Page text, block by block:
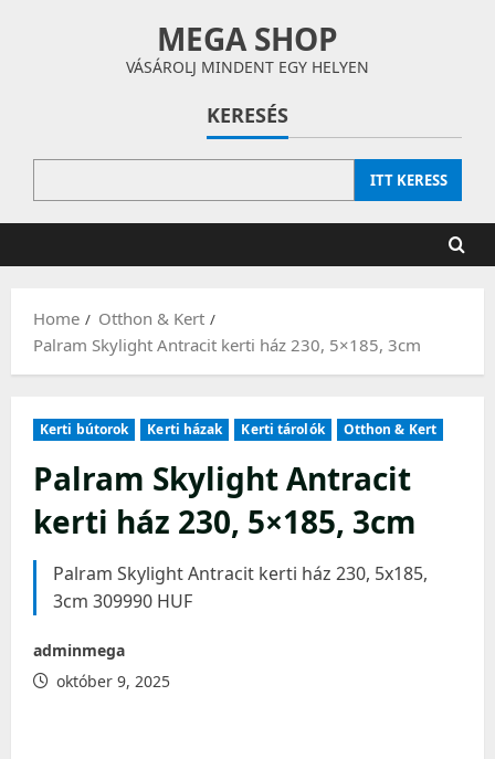
MEGA SHOP
VÁSÁROLJ MINDENT EGY HELYEN
KERESÉS
ITT KERESS
Home
Otthon & Kert
Palram Skylight Antracit kerti ház 230, 5×185, 3cm
Kerti bútorok Kerti házak Kerti tárolók Otthon & Kert
Palram Skylight Antracit
kerti ház 230, 5×185, 3cm
Palram Skylight Antracit kerti ház 230, 5x185,
3cm 309990 HUF
adminmega
október 9, 2025